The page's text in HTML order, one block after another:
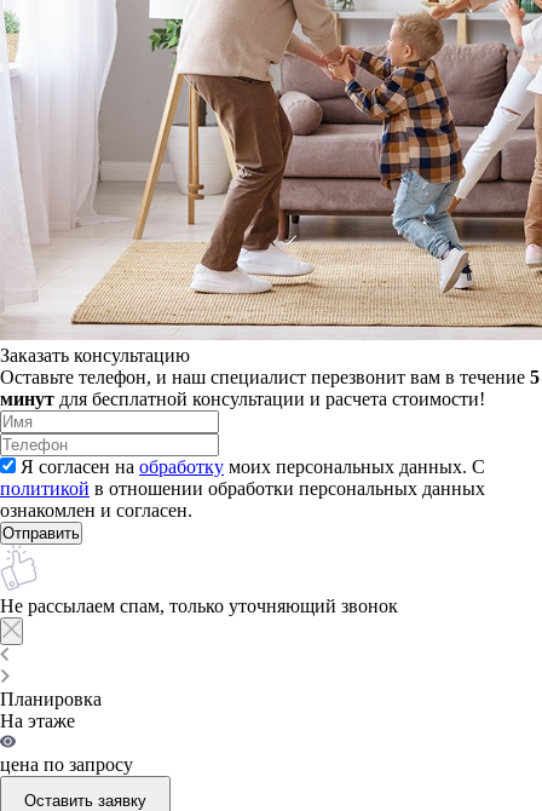
Заказать консультацию
Оставьте телефон, и наш специалист перезвонит вам в течение 5
минут для бесплатной консультации и расчета стоимости!
Я согласен на обработку моих персональных данных. С
политикой в отношении обработки персональных данных
ознакомлен и согласен.
Не рассылаем спам, только уточняющий звонок
Планировка
На этаже
цена по запросу
Оставить заявку